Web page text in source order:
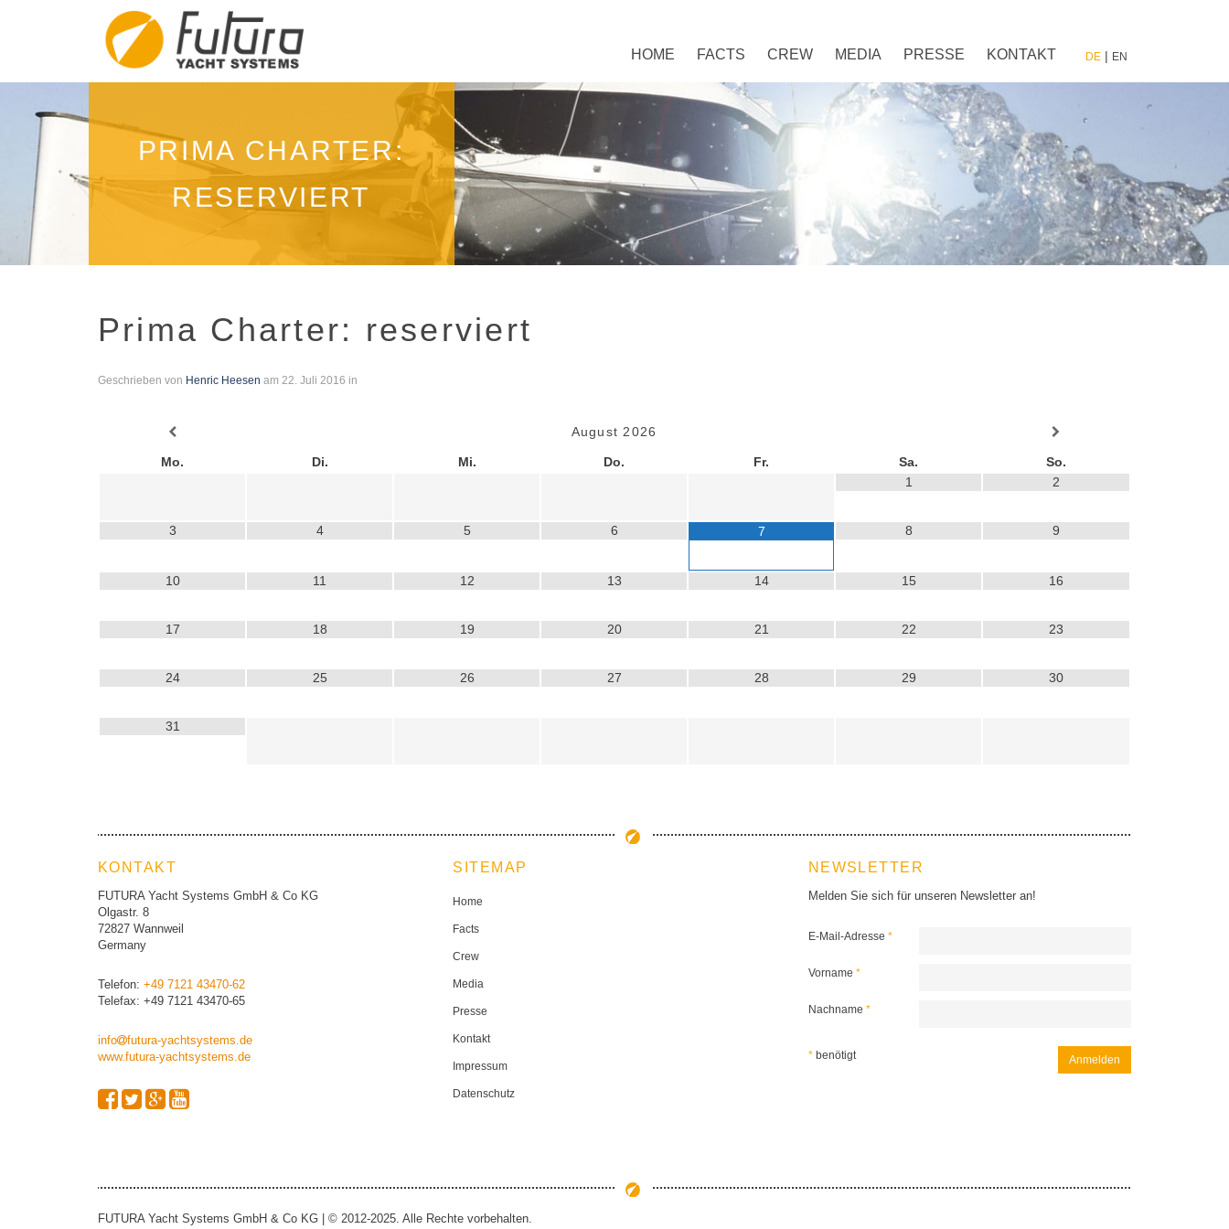
HOME FACTS CREW MEDIA PRESSE KONTAKT DE EN
PRIMA CHARTER:
RESERVIERT
Prima Charter: reserviert
Geschrieben von Henric Heesen am 22. Juli 2016 in
August 2026
Mo. Di. Mi. Do. Fr. Sa.
So.
1
2
3 4 5 6 7 8 9
10 11 12 13 14 15 16
17 18 19 20 21 22 23
24 25 26 27 28 29 30
31
KONTAKT
FUTURA Yacht Systems GmbH & Co KG
Olgastr. 8
72827 Wannweil
Germany
Telefon: +49 7121 43470-62
Telefax: +49 7121 43470-65
info
futura-yachtsystems.de
www.futura-yachtsystems.de
SITEMAP
Home
Facts
Crew
Media
Presse
Kontakt
Impressum
Datenschutz
NEWSLETTER
Melden Sie sich für unseren Newsletter an!
E-Mail-Adresse *
Vorname *
Nachname *
*benötigt
FUTURA Yacht Systems GmbH & Co KG | © 2012-2025. Alle Rechte vorbehalten.